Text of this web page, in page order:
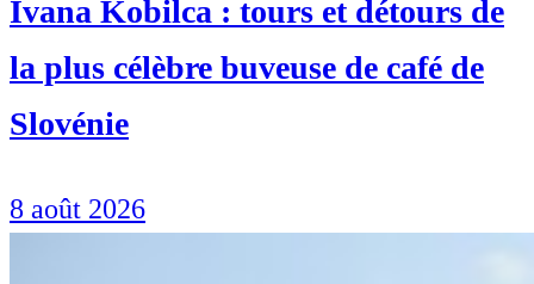
Ivana Kobilca : tours et détours de
la plus célèbre buveuse de café de
Slovénie
8 août 2026